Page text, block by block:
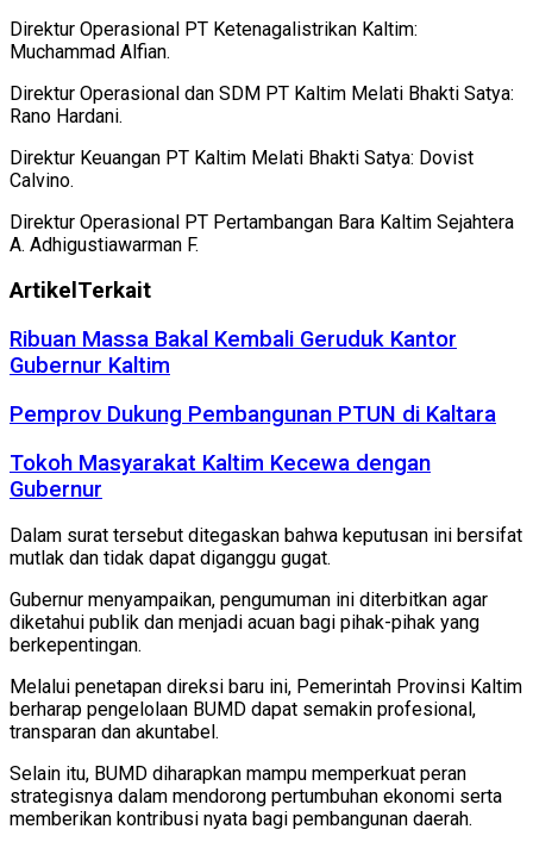
Direktur Operasional PT Ketenagalistrikan Kaltim:
Muchammad Alfian.
Direktur Operasional dan SDM PT Kaltim Melati Bhakti Satya:
Rano Hardani.
Direktur Keuangan PT Kaltim Melati Bhakti Satya: Dovist
Calvino.
Direktur Operasional PT Pertambangan Bara Kaltim Sejahtera
A. Adhigustiawarman F.
Artikel Terkait
Ribuan Massa Bakal Kembali Geruduk Kantor
Gubernur Kaltim
Pemprov Dukung Pembangunan PTUN di Kaltara
Tokoh Masyarakat Kaltim Kecewa dengan
Gubernur
Dalam surat tersebut ditegaskan bahwa keputusan ini bersifat
mutlak dan tidak dapat diganggu gugat.
Gubernur menyampaikan, pengumuman ini diterbitkan agar
diketahui publik dan menjadi acuan bagi pihak-pihak yang
berkepentingan.
Melalui penetapan direksi baru ini, Pemerintah Provinsi Kaltim
berharap pengelolaan BUMD dapat semakin profesional,
transparan dan akuntabel.
Selain itu, BUMD diharapkan mampu memperkuat peran
strategisnya dalam mendorong pertumbuhan ekonomi serta
memberikan kontribusi nyata bagi pembangunan daerah.